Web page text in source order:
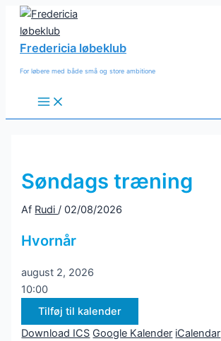
indholdet
Fredericia løbeklub
For løbere med både små og store ambitione
Main
Menu
Søndags træning
Af Rudi/02/08/2026
Hvornår
august 2, 2026
10:00
Tilføj til kalender
Download ICS Google Kalender iCalendar